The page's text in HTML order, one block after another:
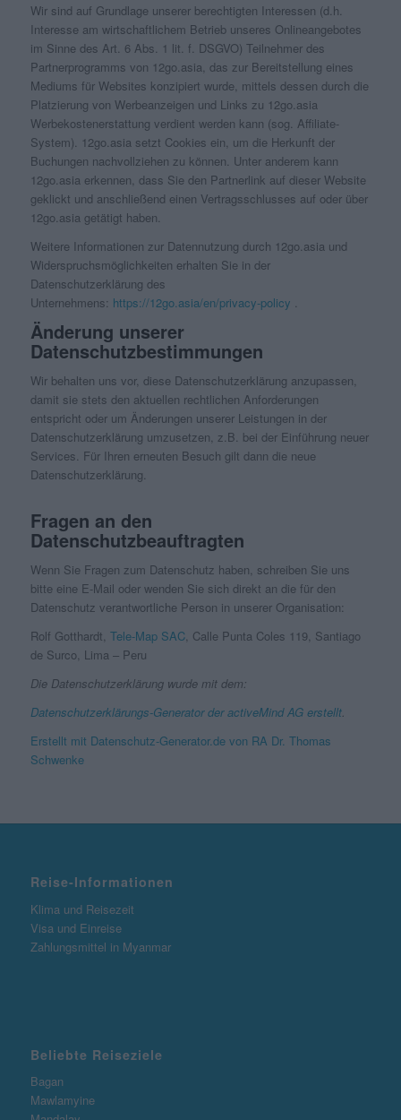
Wir sind auf Grundlage unserer berechtigten Interessen (d.h.
Interesse am wirtschaftlichem Betrieb unseres Onlineangebotes
im Sinne des Art. 6 Abs. 1 lit. f. DSGVO) Teilnehmer des
Partnerprogramms von 12go.asia, das zur Bereitstellung eines
Mediums für Websites konzipiert wurde, mittels dessen durch die
Platzierung von Werbeanzeigen und Links zu 12go.asia
Werbekostenerstattung verdient werden kann (sog. Affiliate-
System). 12go.asia setzt Cookies ein, um die Herkunft der
Buchungen nachvollziehen zu können. Unter anderem kann
12go.asia erkennen, dass Sie den Partnerlink auf dieser Website
geklickt und anschließend einen Vertragsschlusses auf oder über
12go.asia getätigt haben.
Weitere Informationen zur Datennutzung durch 12go.asia und
Widerspruchsmöglichkeiten erhalten Sie in der
Datenschutzerklärung des
Unternehmens: https://12go.asia/en/privacy-policy .
Änderung unserer
Datenschutzbestimmungen
Wir behalten uns vor, diese Datenschutzerklärung anzupassen,
damit sie stets den aktuellen rechtlichen Anforderungen
entspricht oder um Änderungen unserer Leistungen in der
Datenschutzerklärung umzusetzen, z.B. bei der Einführung neuer
Services. Für Ihren erneuten Besuch gilt dann die neue
Datenschutzerklärung.
Fragen an den
Datenschutzbeauftragten
Wenn Sie Fragen zum Datenschutz haben, schreiben Sie uns
bitte eine E-Mail oder wenden Sie sich direkt an die für den
Datenschutz verantwortliche Person in unserer Organisation:
Rolf Gotthardt, Tele-Map SAC, Calle Punta Coles 119, Santiago
de Surco, Lima – Peru
Die Datenschutzerklärung wurde mit dem:
Datenschutzerklärungs-Generator der activeMind AG erstellt.
Erstellt mit Datenschutz-Generator.de von RA Dr. Thomas
Schwenke
Reise-Informationen
Klima und Reisezeit
Visa und Einreise
Zahlungsmittel in Myanmar
Beliebte Reiseziele
Bagan
Mawlamyine